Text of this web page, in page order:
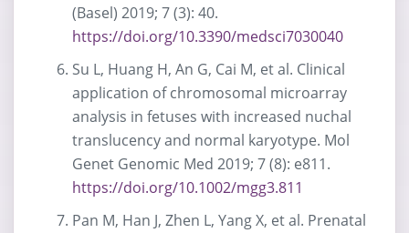
(Basel) 2019; 7 (3): 40.
https://doi.org/10.3390/medsci7030040
Su L, Huang H, An G, Cai M, et al. Clinical
application of chromosomal microarray
analysis in fetuses with increased nuchal
translucency and normal karyotype. Mol
Genet Genomic Med 2019; 7 (8): e811.
https://doi.org/10.1002/mgg3.811
Pan M, Han J, Zhen L, Yang X, et al. Prenatal